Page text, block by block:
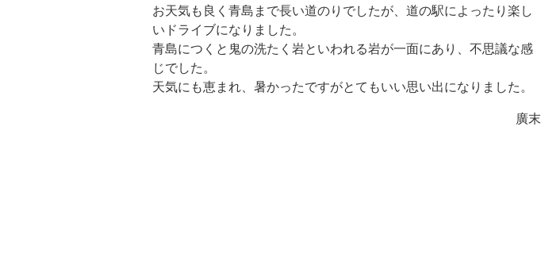
お天気も良く青島まで長い道のりでしたが、道の駅によったり楽し
いドライブになりました。
青島につくと鬼の洗たく岩といわれる岩が一面にあり、不思議な感
じでした。
天気にも恵まれ、暑かったですがとてもいい思い出になりました。
廣末